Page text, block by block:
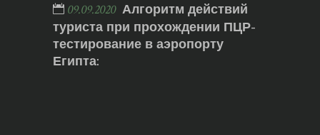
09.09.2020 Алгоритм действий
туриста при прохождении ПЦР-
тестирование в аэропорту
Египта: